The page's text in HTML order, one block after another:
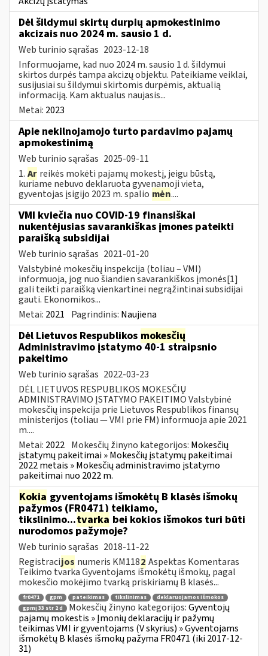
Dėl šildymui skirtų durpių apmokestinimo
akcizais nuo 2024 m. sausio 1 d.
Web turinio sąrašas 2023-12-18
Informuojame, kad nuo 2024 m. sausio 1 d. šildymui
skirtos durpės tampa akcizų objektu. Pateikiame veiklai,
susijusiai su šildymui skirtomis durpėmis, aktualią
informaciją. Kam aktualus naujasis...
Metai: 2023
Apie nekilnojamojo turto pardavimo pajamų
apmokestinimą
Web turinio sąrašas 2025-09-11
1. Ar reikės mokėti pajamų mokestį, jeigu būstą,
kuriame nebuvo deklaruota gyvenamoji vieta,
gyventojas įsigijo 2023 m. spalio mėn....
VMI kviečia nuo COVID-19 finansiškai
nukentėjusias savarankiškas įmones pateikti
paraišką subsidijai
Web turinio sąrašas 2021-01-20
Valstybinė mokesčių inspekcija (toliau – VMI)
informuoja, jog nuo šiandien savarankiškos įmonės[1]
gali teikti paraišką vienkartinei negrąžintinai subsidijai
gauti. Ekonomikos...
Metai: 2021 Pagrindinis: Naujiena
Dėl Lietuvos Respublikos mokesčių
Administravimo įstatymo 40-1 straipsnio
pakeitimo
Web turinio sąrašas 2022-03-23
DĖL LIETUVOS RESPUBLIKOS MOKESČIŲ
ADMINISTRAVIMO ĮSTATYMO PAKEITIMO Valstybinė
mokesčių inspekcija prie Lietuvos Respublikos finansų
ministerijos (toliau — VMI prie FM) informuoja apie 2021
m....
Metai: 2022 Mokesčių žinyno kategorijos: Mokesčių
įstatymų pakeitimai » Mokesčių įstatymų pakeitimai
2022 metais » Mokesčių administravimo įstatymo
pakeitimai nuo 2022 m.
Kokia gyventojams išmokėtų B klasės išmokų
pažymos (FR0471) teikiamo,
tikslinimo...tvarka bei kokios išmokos turi būti
nurodomos pažymoje?
Web turinio sąrašas 2018-11-22
Registracijos numeris KM1182 Aspektas Komentaras
Teikimo tvarka Gyventojams išmokėtų išmokų, pagal
mokesčio mokėjimo tvarką priskiriamų B klasės...
fr0471 gpm pateikimas tikslinimas
deklaruojamos išmokos
gpmį 33 str 2 d
Mokesčių žinyno kategorijos:Gyventojų
pajamų mokestis » Įmonių deklaracijų ir pažymų
teikimas VMI ir gyventojams (V skyrius) » Gyventojams
išmokėtų B klasės išmokų pažyma FR0471 (iki 2017-12-
31)